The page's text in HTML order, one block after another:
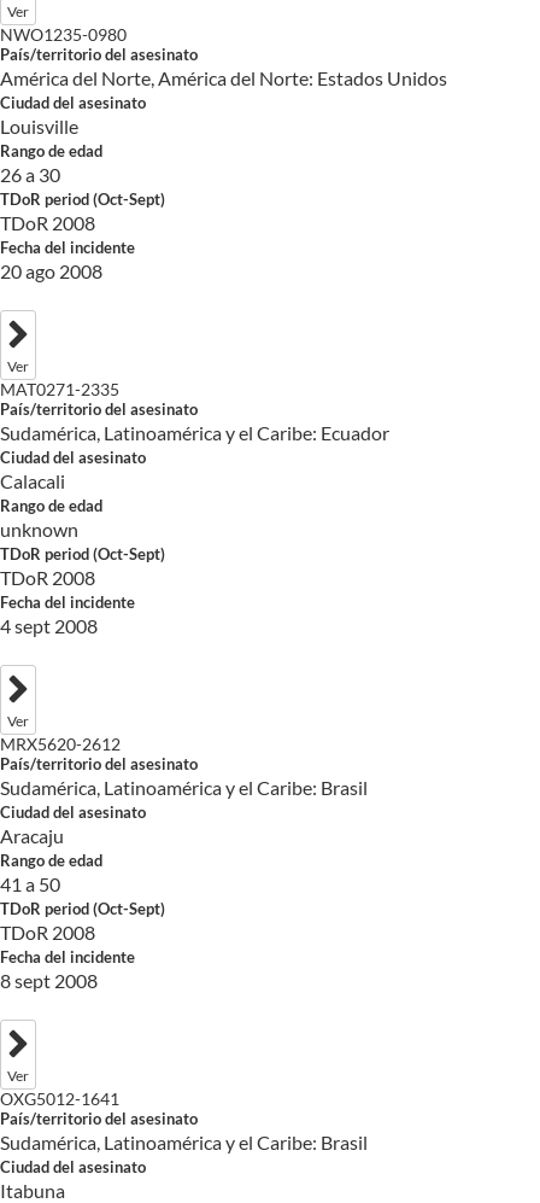
Ver
NWO1235-0980
País/territorio del asesinato
América del Norte, América del Norte: Estados Unidos
Ciudad del asesinato
Louisville
Rango de edad
26 a 30
TDoR period (Oct-Sept)
TDoR 2008
Fecha del incidente
20 ago 2008
Ver
MAT0271-2335
País/territorio del asesinato
Sudamérica, Latinoamérica y el Caribe: Ecuador
Ciudad del asesinato
Calacali
Rango de edad
unknown
TDoR period (Oct-Sept)
TDoR 2008
Fecha del incidente
4 sept 2008
Ver
MRX5620-2612
País/territorio del asesinato
Sudamérica, Latinoamérica y el Caribe: Brasil
Ciudad del asesinato
Aracaju
Rango de edad
41 a 50
TDoR period (Oct-Sept)
TDoR 2008
Fecha del incidente
8 sept 2008
Ver
OXG5012-1641
País/territorio del asesinato
Sudamérica, Latinoamérica y el Caribe: Brasil
Ciudad del asesinato
Itabuna